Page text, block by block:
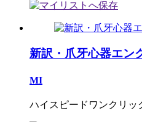
新訳・爪牙心器エン
MI
ハイスピードワンクリッ